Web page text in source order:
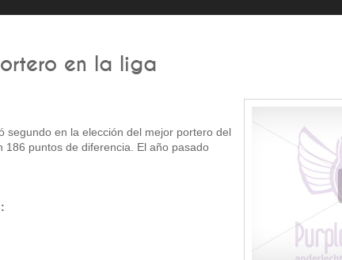
en la liga
segundo en la elección del mejor portero del
puntos de diferencia. El año pasado